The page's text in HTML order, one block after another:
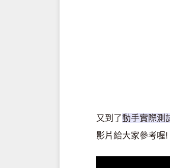
又到了動手實際測
影片給大家參考喔!